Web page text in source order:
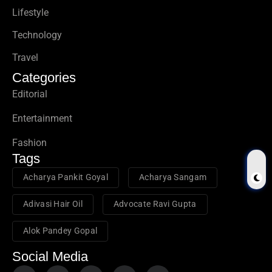
Lifestyle
Technology
Travel
Categories
Editorial
Entertainment
Fashion
Tags
Acharya Pankit Goyal Acharya Sangam
Adivasi Hair Oil Advocate Ravi Gupta
Alok Pandey Gopal
Social Media